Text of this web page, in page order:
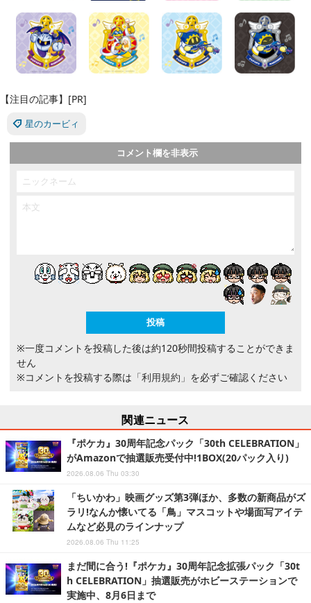
【注目の記事】[PR]
星のカービィ
コメント欄を非表示
※一度コメントを投稿した後は約120秒間投稿することができま
せん
※コメントを投稿する際は 「利用規約」 を必ずご確認ください
関連ニュース
『ポケカ』30周年記念パック「30th CELEBRATION」
がAmazonで抽選販売受付中!1BOX(20パック入り)
2026.08.06 Thu 03:30
「ちいかわ」映画グッズ第3弾ほか、多数の新商品がズ
ラリ!なんか懐いてる「鳥」マスコットや場面写アイテ
ムなど必見のラインナップ
2026.08.06 Thu 11:25
まだ間に合う!『ポケカ』30周年記念拡張パック「30t
h CELEBRATION」抽選販売がホビーステーションで
実施中、8月6日まで